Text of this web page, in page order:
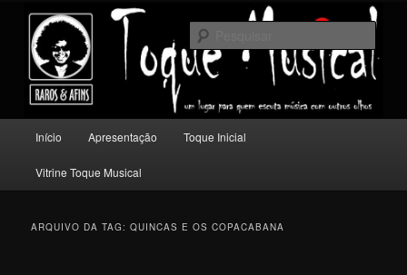
conteúdo
principal
conteúdo
secundário
Toque Musical
Um lugar para quem escuta música com outros olhos.
principal
Início Apresentação Toque Inicial
Vitrine Toque Musical
ARQUIVO DA TAG:QUINCAS E OS COPACABANA